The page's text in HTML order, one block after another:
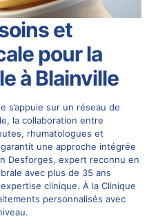
et
pour la
à Blainville
s’appuie sur un réseau de
la collaboration entre
rhumatologues et
une approche intégrée
Desforges, expert reconnu en
avec plus de 35 ans
clinique. À la Clinique
personnalisés avec